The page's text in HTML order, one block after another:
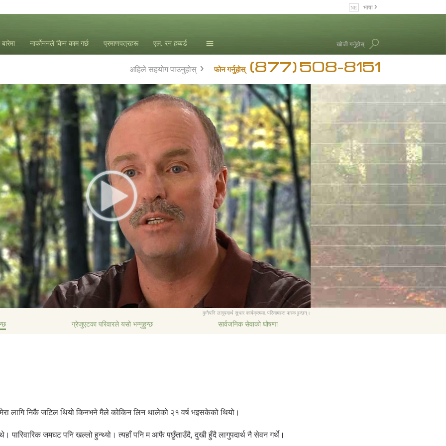
नार्कोननले किन काम गर्छ प्रमाणपत्रहरू एल. रन हब्बर्ड खोजी गर्नुहोस्
भाषा
Deutsch
Ελληνικά (Greek)
Français
Hebrew
Magyar
Italiano
日本語 (Japanese)
Nederlands
Norsk
Portuguès
Русский (Russian)
Svenska
繁體中文 (Chinese)
Nepali
Arabic
Ukrainian
Czech
Turkish
फोन गर्नुहोस् (877) 508-8151
अहिले सहयोग पाउनुहोस्
कुनैपनि लागूपदार्थ सुधार कार्यक्रममा, परिणामहरू फरक हुन्छन्।
ग्रेजुएटका परिवारले यसो भन्नुहुन्छ सार्वजनिक सेवाको घोषणा
लागि निकै जटिल थियो किनभने मैले कोकिन लिन थालेको २१ वर्ष भइसकेको थियो।
पारिवारिक जमघट पनि खल्लो हुन्थ्यो। त्यहाँ पनि म आफै पछुँताउँदै, दुखी हुँदै लागुपदार्थ नै सेवन गर्थे।